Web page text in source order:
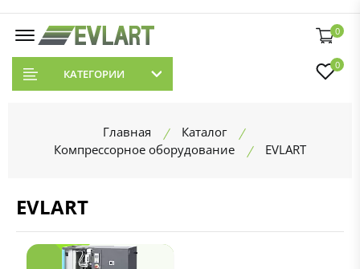
0
КАТЕГОРИИ
0
Главная
Каталог
Компрессорное оборудование
EVLART
EVLART